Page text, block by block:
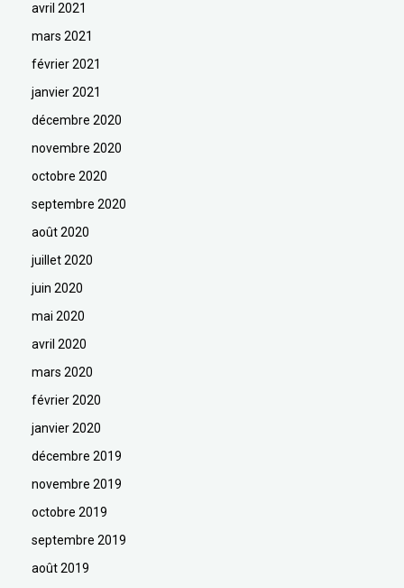
avril 2021
mars 2021
février 2021
janvier 2021
décembre 2020
novembre 2020
octobre 2020
septembre 2020
août 2020
juillet 2020
juin 2020
mai 2020
avril 2020
mars 2020
février 2020
janvier 2020
décembre 2019
novembre 2019
octobre 2019
septembre 2019
août 2019